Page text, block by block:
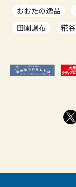
おおたの逸品
田園調布
糀谷